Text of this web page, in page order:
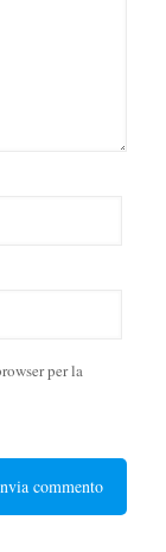
per la